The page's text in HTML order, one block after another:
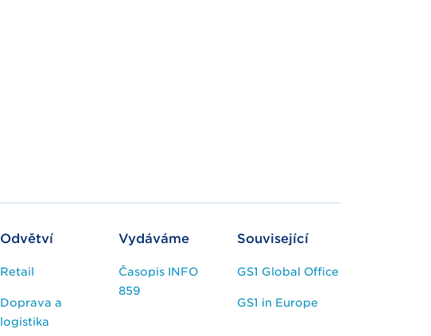
Odvětví
Retail
Doprava a
logistika
Vydáváme
Časopis INFO
859
Související
GS1 Global Office
GS1 in Europe